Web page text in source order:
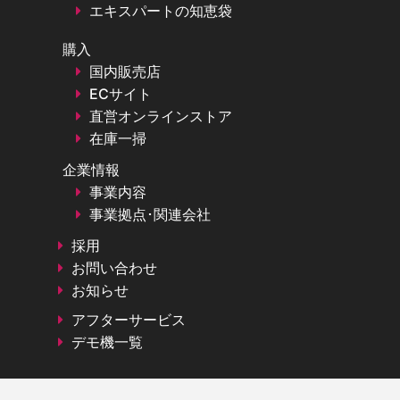
エキスパートの知恵袋
購入
国内販売店
ECサイト
直営オンラインストア
在庫一掃
企業情報
事業内容
事業拠点･関連会社
採用
お問い合わせ
お知らせ
アフターサービス
デモ機一覧